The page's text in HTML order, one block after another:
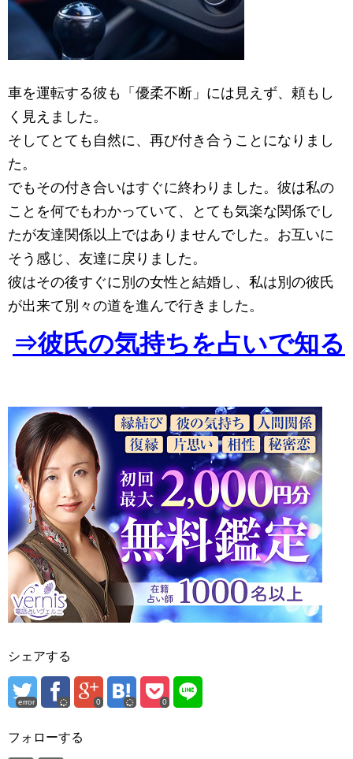
車を運転する彼も「優柔不断」には見えず、頼もし
く見えました。
そしてとても自然に、再び付き合うことになりまし
た。
でもその付き合いはすぐに終わりました。彼は私の
ことを何でもわかっていて、とても気楽な関係でし
たが友達関係以上ではありませんでした。お互いに
そう感じ、友達に戻りました。
彼はその後すぐに別の女性と結婚し、私は別の彼氏
が出来て別々の道を進んで行きました。
⇒彼氏の気持ちを占いで知る
シェアする
error 0 0
フォローする